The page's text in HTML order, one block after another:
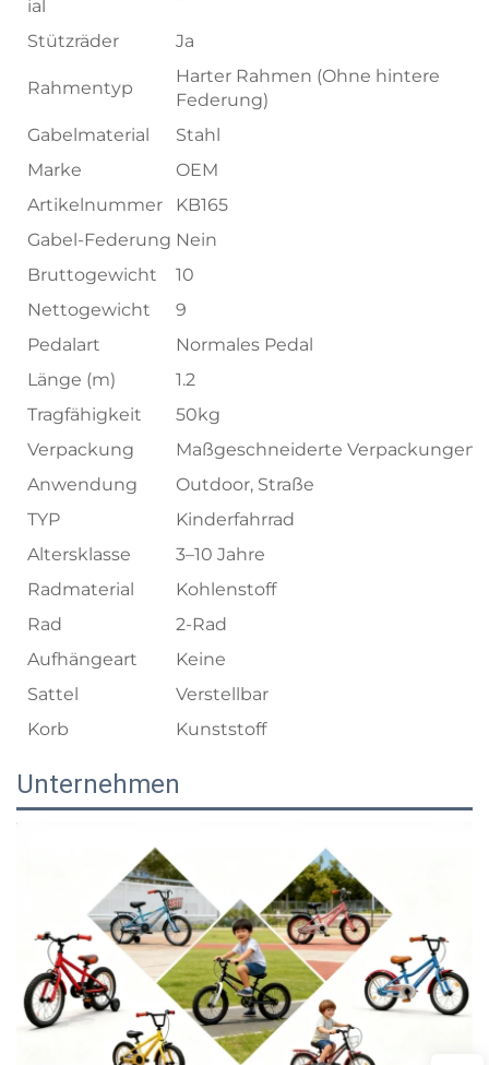
ial
Stützräder Ja
Rahmentyp
Harter Rahmen (Ohne hintere
Federung)
Gabelmaterial
Stahl
Marke
OEM
Artikelnummer
KB165
Gabel-Federung Nein
Bruttogewicht
10
Nettogewicht
9
Pedalart
Normales Pedal
Länge (m)
1.2
Tragfähigkeit
50kg
Verpackung
Maßgeschneiderte Verpackungen
Anwendung
Outdoor, Straße
TYP
Kinderfahrrad
Altersklasse
3–10 Jahre
Radmaterial
Kohlenstoff
Rad
2-Rad
Aufhängeart
Keine
Sattel
Verstellbar
Korb
Kunststoff
Unternehmen